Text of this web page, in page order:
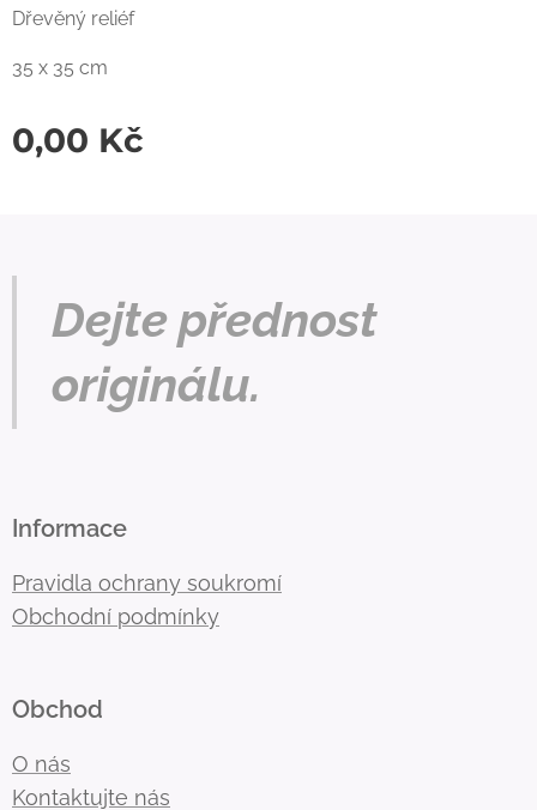
Dřevěný reliéf
35 x 35 cm
0,00 Kč
Dejte přednost
originálu.
Informace
Pravidla ochrany soukromí
Obchodní podmínky
Obchod
O nás
Kontaktujte nás